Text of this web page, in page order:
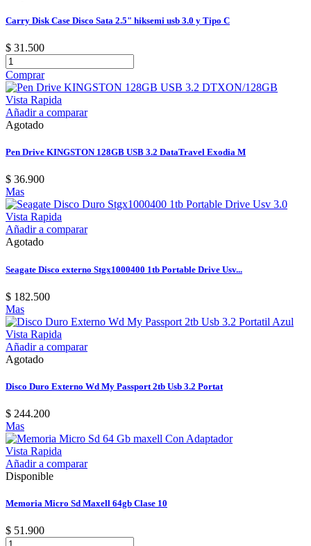
Carry Disk Case Disco Sata 2.5" hiksemi usb 3.0 y Tipo C
$ 31.500
Comprar
Vista Rapida
Añadir a comparar
Agotado
Pen Drive KINGSTON 128GB USB 3.2 DataTravel Exodia M
$ 36.900
Mas
Vista Rapida
Añadir a comparar
Agotado
Seagate Disco externo Stgx1000400 1tb Portable Drive Usv...
$ 182.500
Mas
Vista Rapida
Añadir a comparar
Agotado
Disco Duro Externo Wd My Passport 2tb Usb 3.2 Portat
$ 244.200
Mas
Vista Rapida
Añadir a comparar
Disponible
Memoria Micro Sd Maxell 64gb Clase 10
$ 51.900